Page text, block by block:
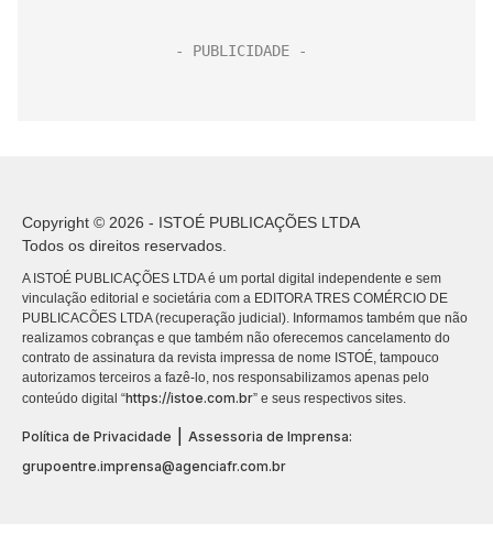
Copyright © 2026 - ISTOÉ PUBLICAÇÕES LTDA
Todos os direitos reservados.
A ISTOÉ PUBLICAÇÕES LTDA é um portal digital independente e sem
vinculação editorial e societária com a EDITORA TRES COMÉRCIO DE
PUBLICACÕES LTDA (recuperação judicial). Informamos também que não
realizamos cobranças e que também não oferecemos cancelamento do
contrato de assinatura da revista impressa de nome ISTOÉ, tampouco
autorizamos terceiros a fazê-lo, nos responsabilizamos apenas pelo
conteúdo digital “https://istoe.com.br” e seus respectivos sites.
Política de Privacidade
Assessoria de Imprensa:
grupoentre.imprensa@agenciafr.com.br